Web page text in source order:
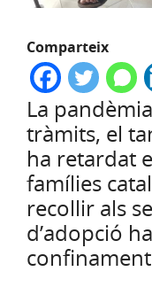
Comparteix
La
tràmits, el
ha retardat
famílies
recollir als
d’adopció